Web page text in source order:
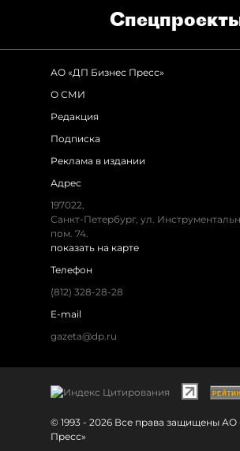
АО «ДП Бизнес Пресс»
О СМИ
Редакция
Подписка
Реклама в издании
Адрес
197022,
Санкт-Петербург, ул.
пом. 74.
показать на карте
Телефон
(812) 328-28-28
E-mail
gazeta@dp.ru
© 1993 - 2026 Все права защищены АО
Пресс»